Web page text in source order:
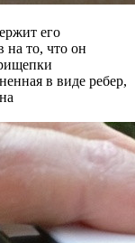
его
на то, что он
в виде ребер,